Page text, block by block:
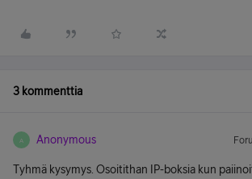
3 kommenttia
A Anonymous
Tyhmä kysymys. Osoitithan IP-boksia kun